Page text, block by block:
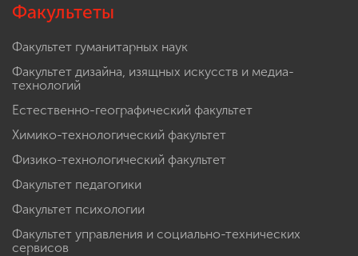
Факультеты
Факультет гуманитарных наук
Факультет дизайна, изящных искусств и медиа-
технологий
Естественно-географический факультет
Химико-технологический факультет
Физико-технологический факультет
Факультет педагогики
Факультет психологии
Факультет управления и социально-технических
сервисов